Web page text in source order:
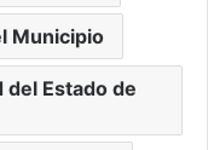
Municipio
del Estado de